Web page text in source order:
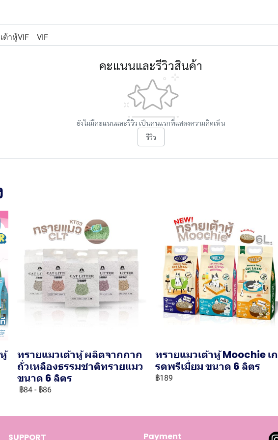
ต้าหู้VIF VIF
คะแนนและรีวิวสินค้า
ยังไม่มีคะแนนและรีวิว เป็นคนแรกที่แสดงความคิดเห็น
รีวิว
ทรายแมวเต้าหู้ ผลิตจากกาก
ถั่วเหลืองธรรมชาติทรายแมว
ขนาด 6 ลิตร
฿84 - ฿86
ทรายแมวเต้าหู้ Moochie เก
รดพรีเมี่ยม ขนาด 6 ลิตร
฿189
SUPPORT Payment